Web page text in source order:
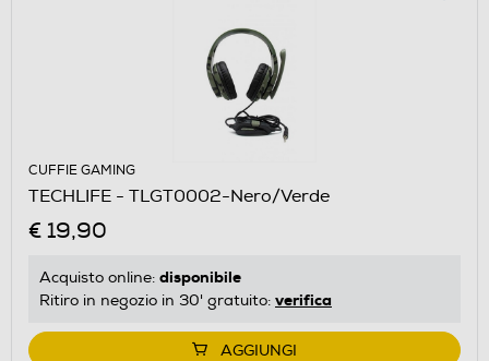
CUFFIE GAMING
TECHLIFE - TLGT0002-Nero/Verde
€ 19,90
Acquisto online: disponibile
Ritiro in negozio in 30' gratuito: verifica
AGGIUNGI